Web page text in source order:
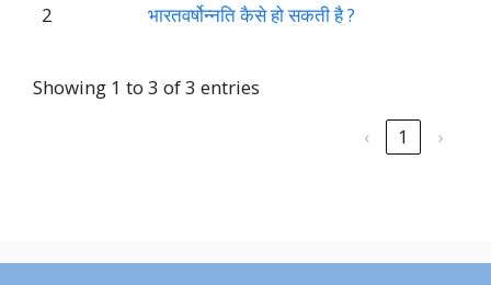
2
भारतवर्षोन्नति कैसे हो सकती है ?
Showing 1 to 3 of 3 entries
‹
1 ›